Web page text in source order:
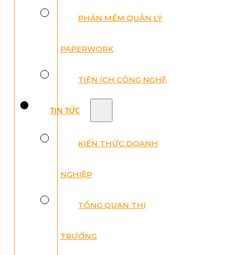
PHẦN MỀM QUẢN LÝ
PAPERWORK
TIỆN ÍCH CÔNG NGHỆ
TIN TỨC
KIẾN THỨC DOANH
NGHIỆP
TỔNG QUAN THỊ
TRƯỜNG